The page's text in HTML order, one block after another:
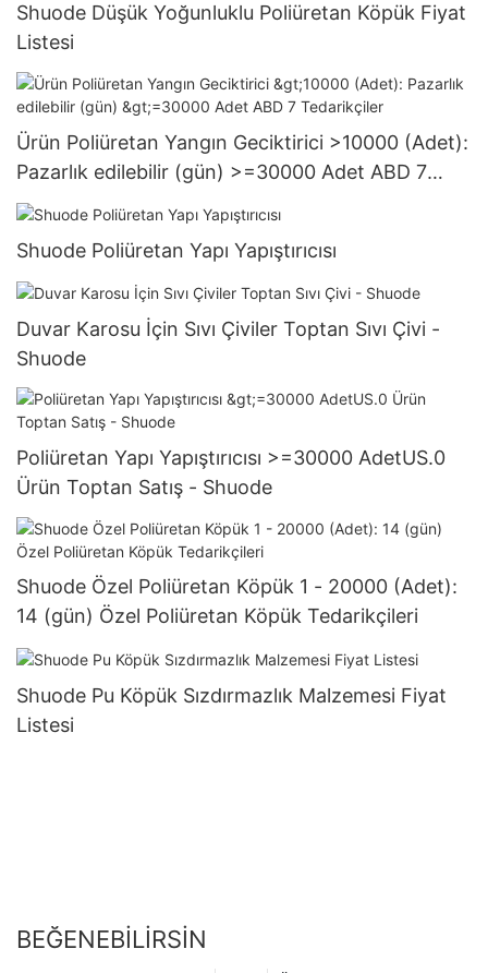
Shuode Düşük Yoğunluklu Poliüretan Köpük Fiyat
Listesi
Ürün Poliüretan Yangın Geciktirici >10000 (Adet):
Pazarlık edilebilir (gün) >=30000 Adet ABD 7
Tedarikçiler
Shuode Poliüretan Yapı Yapıştırıcısı
Duvar Karosu İçin Sıvı Çiviler Toptan Sıvı Çivi -
Shuode
Poliüretan Yapı Yapıştırıcısı >=30000 AdetUS.0
Ürün Toptan Satış - Shuode
Shuode Özel Poliüretan Köpük 1 - 20000 (Adet):
14 (gün) Özel Poliüretan Köpük Tedarikçileri
Shuode Pu Köpük Sızdırmazlık Malzemesi Fiyat
Listesi
BEĞENEBILIRSIN